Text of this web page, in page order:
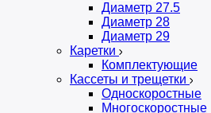
Диаметр 27.5
Диаметр 28
Диаметр 29
Каретки
Комплектующие
Кассеты и трещетки
Односкоростные
Многоскоростные